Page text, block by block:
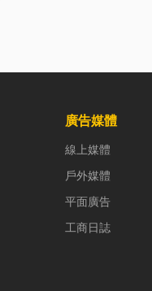
廣告媒體
線上媒體
戶外媒體
平面廣告
工商日誌